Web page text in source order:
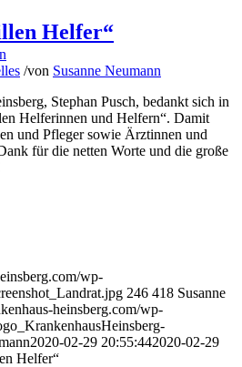
Helfer“
/von Susanne Neumann
Stephan Pusch, bedankt sich in
Helferinnen und Helfern“. Damit
und Pfleger sowie Ärztinnen und
für die netten Worte und die große
wp-
246 418 Susanne
heinsberg.com/wp-
2020-02-29 20:55:442020-02-29
Helfer“